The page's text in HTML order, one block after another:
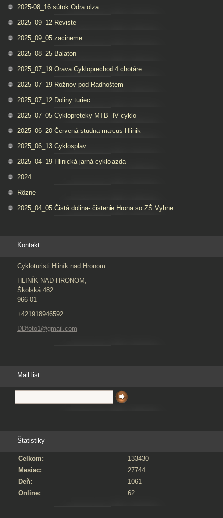
2025-08_16 sútok Odra olza
2025_09_12 Reviste
2025_09_05 zacineme
2025_08_25 Balaton
2025_07_19 Orava Cykloprechod 4 chotáre
2025_07_19 Rožnov pod Radhoštem
2025_07_12 Doliny turiec
2025_07_05 Cyklopreteky MTB HV cyklo
2025_06_20 Červená studna-marcus-Hlinik
2025_06_13 Cyklosplav
2025_04_19 Hlinická jarná cyklojazda
2024
Rôzne
2025_04_05 Čistá dolina- čistenie Hrona so ZŠ Vyhne
Kontakt
Cykloturisti Hliník nad Hronom
HLINÍK NAD HRONOM,
Školská 482
966 01
+421918946592
DDfoto1@gmail.com
Mail list
Štatistiky
Online: 62
Celkom:
133430
Mesiac:
27744
Deň:
1061